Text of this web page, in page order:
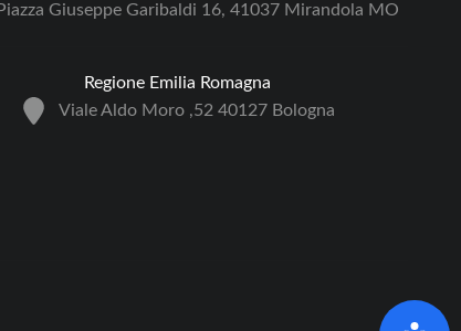
Piazza Giuseppe Garibaldi 16, 41037 Mirandola MO
Regione Emilia Romagna
Viale Aldo Moro ,52 40127 Bologna